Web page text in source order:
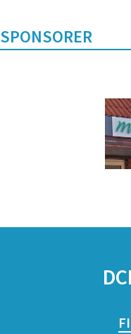
Morten har
alm.
2015-
Du kan
SPONSORER